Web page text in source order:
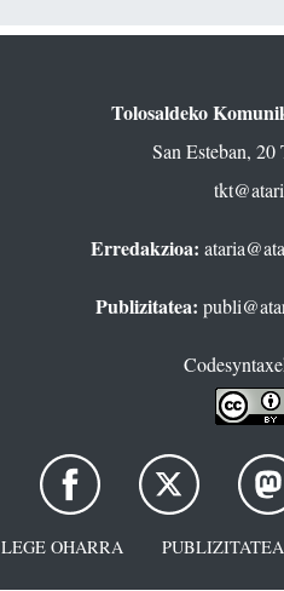
Tolosaldeko
San Esteban, 20
Erredakzioa:
Publizitatea:
LEGE OHARRA PUBLIZITATEA